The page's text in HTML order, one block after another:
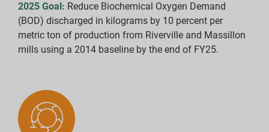
2025 Goal: Reduce Biochemical Oxygen Demand
(BOD) discharged in kilograms by 10 percent per
metric ton of production from Riverville and Massillon
mills using a 2014 baseline by the end of FY25.